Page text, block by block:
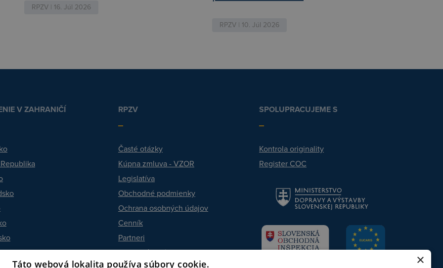
RPZV | 16. Júl 2026
RPZV | 10. Júl 2026
V ZAHRANIČÍ RPZV
Časté otázky
Kúpna zmluva - VZOR
Legislatíva
Obchodné podmienky
Ochrana osobných údajov
Cenník
Partneri
Ohodnoťte nás
SPOLUPRACUJEME S
Kontrola originality
Register COC
×
Táto webová lokalita používa súbory cookie.